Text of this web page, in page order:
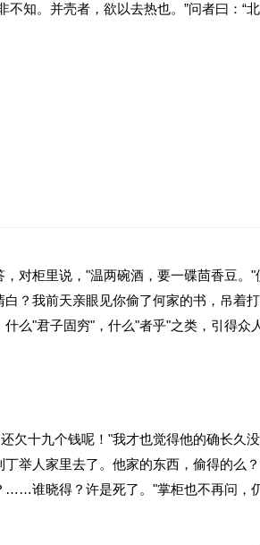
。
不知。并壳者，欲以去热也。”问者曰：“
对柜里说，"温两碗酒，要一碟茴香豆。
？我前天亲眼见你偷了何家的书，吊着
"君子固穷"，什么"者乎"之类，引得众
欠十九个钱呢！"我才也觉得他的确长久
举人家里去了。他家的东西，偷得的么
谁晓得？许是死了。"掌柜也不再问，